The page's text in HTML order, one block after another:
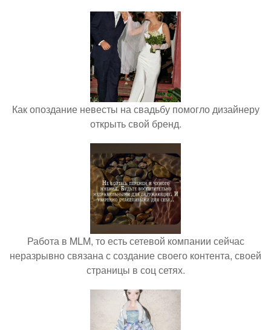
Как опоздание невесты на свадьбу помогло дизайнеру
открыть свой бренд.
Работа в MLM, то есть сетевой компании сейчас
неразрывно связана с создание своего контента, своей
страницы в соц сетях.